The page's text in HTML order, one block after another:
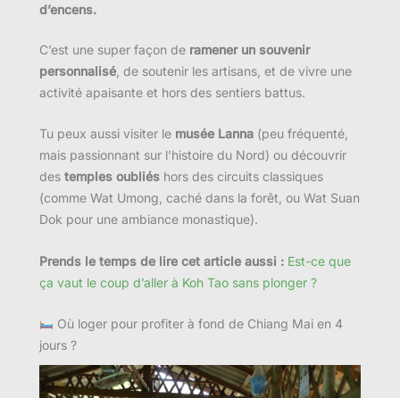
d’encens.
C’est une super façon de ramener un souvenir
personnalisé , de soutenir les artisans, et de vivre une
activité apaisante et hors des sentiers battus.
Tu peux aussi visiter le musée Lanna (peu fréquenté,
mais passionnant sur l’histoire du Nord) ou découvrir
des temples oubliés hors des circuits classiques
(comme Wat Umong, caché dans la forêt, ou Wat Suan
Dok pour une ambiance monastique).
Prends le temps de lire cet article aussi : Est-ce que
ça vaut le coup d’aller à Koh Tao sans plonger ?
Où loger pour profiter à fond de Chiang Mai en 4
jours ?